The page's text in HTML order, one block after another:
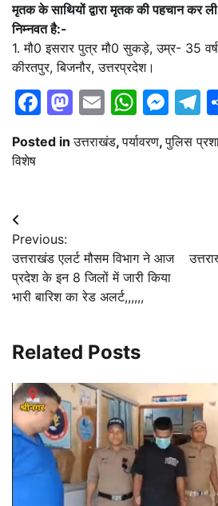
मृतक के साथियों द्वारा मृतक की पहचान कर
निम्नवत है:-
1. मौ0 इसरार पुत्र मौ0 सुकड़े, उम्र- 35
कीरतपुर, बिजनौर, उत्तरप्रदेश।
Facebook
Mastodon
Email
Posted inउत्तराखंड,पर्यावरण,पुलिस
विशेष
Post
navigation
Previous:
उत्तराखंड एलर्ट मौसम विभाग ने आज
प्रदेश के इन 8 जिलों में जारी किया
भारी बारिश का रेड अलर्ट,,,,,,
Related Posts